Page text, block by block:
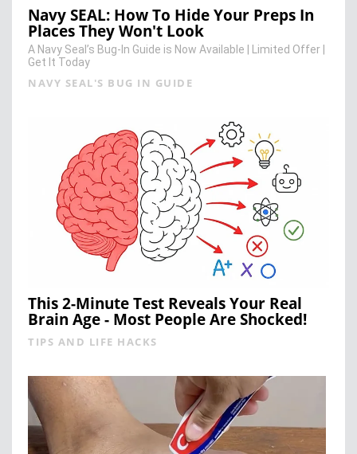
Navy SEAL: How To Hide Your Preps In
Places They Won't Look
A Navy Seal’s Bug-In Guide is Now Available | Limited Offer |
Get It Today
NAVY SEAL'S BUG IN GUIDE
This 2-Minute Test Reveals Your Real
Brain Age - Most People Are Shocked!
TIPS AND LIFE HACKS